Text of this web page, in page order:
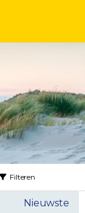
Filteren
Nieuwste